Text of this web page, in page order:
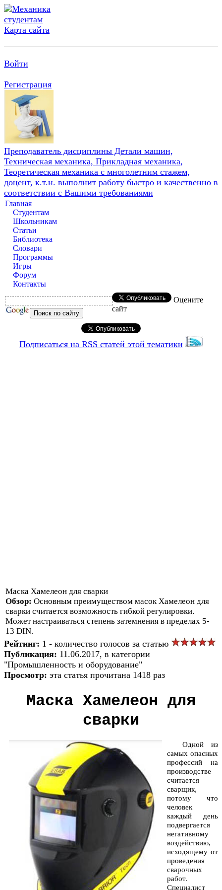
Карта сайта
Войти
Регистрация
Преподаватель дисциплины Детали машин,
Техническая механика, Прикладная механика,
Теоретическая механика с многолетним стажем,
доцент, к.т.н. выполнит работу быстро и качественно в
соответствии с Вашими требованиями
Главная
Студентам
Школьникам
Статьи
Библиотека
Словари
Программы
Игры
Форум
Контакты
Оцените
сайт
Подписаться на RSS статей этой тематики
Маска Хамелеон для сварки
Обзор: Основным преимуществом масок Хамелеон для
сварки считается возможность гибкой регулировки.
Может настраиваться степень затемнения в пределах 5-
13 DIN.
Рейтинг: 1 - количество голосов за статью
Публикация: 11.06.2017, в категории
"Промышленность и оборудование"
Просмотр: эта статья прочитана 1418 раз
Маска Хамелеон для
сварки
Одной из
самых опасных
профессий на
производстве
считается
сварщик,
потому что
человек
каждый день
подвергается
негативному
воздействию,
исходящему от
проведения
сварочных
работ.
Специалист